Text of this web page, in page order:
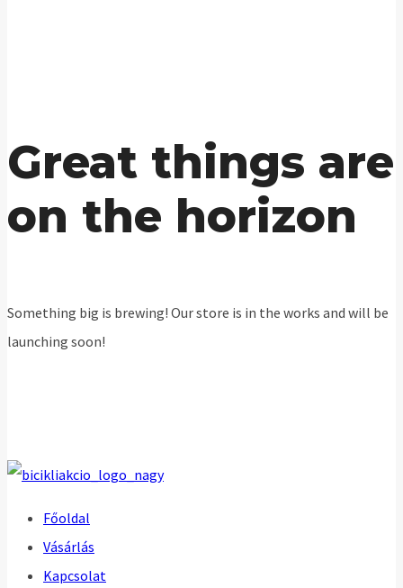
Great things are
on the horizon
Something big is brewing! Our store is in the works and will be
launching soon!
Főoldal
Vásárlás
Kapcsolat